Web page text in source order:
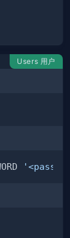
Users 用户